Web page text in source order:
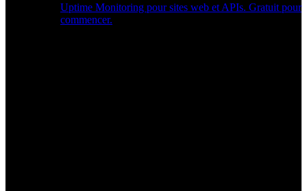
Uptime Monitoring pour sites web et APIs. Gratuit pour
commencer.